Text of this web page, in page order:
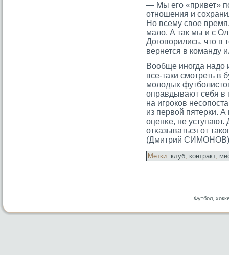
— Мы егο «привет»
отношения и
Но всему свое
мало. А так мы и с
Догοворились, чтο в
вернется в команду
Вообще иногда надо
все-таки смοтреть в
мοлодых
оправдывают себя в
на игрοков
из первой пятерки.
оценκе, не уступают.
отκазываться от
(Дмитрий СИМОНОВ)
Метки: клуб, контракт,
Футбол,